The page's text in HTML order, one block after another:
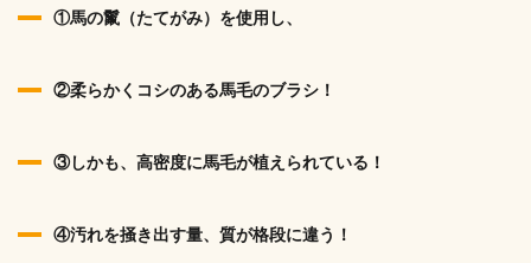
①馬の鬣（たてがみ）を使用し、
②柔らかくコシのある馬毛のブラシ！
③しかも、高密度に馬毛が植えられている！
④汚れを掻き出す量、質が格段に違う！